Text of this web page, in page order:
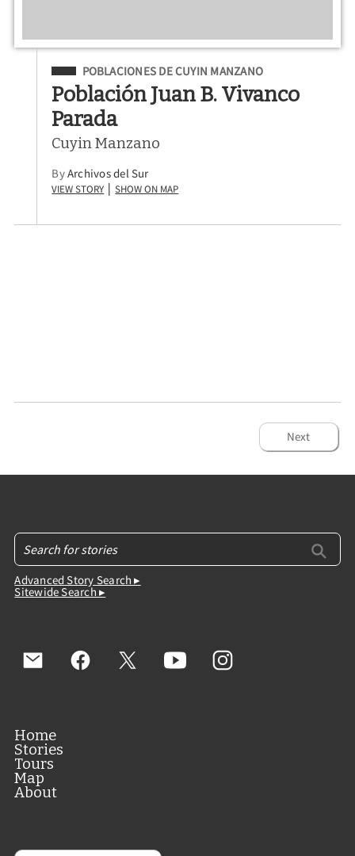
Filed Under
POBLACIONES DE CUYIN MANZANO
Población Juan B. Vivanco
Parada
Cuyin Manzano
ByArchivos del Sur
View Story | Show on Map
Next
Advanced Story Search ▸
Sitewide Search ▸
Home
Stories
Tours
Map
About